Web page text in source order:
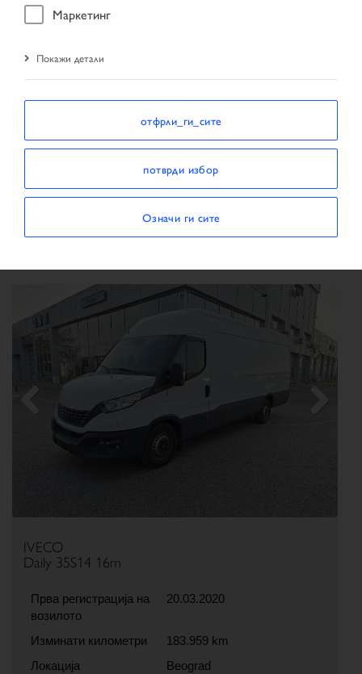
Прва страница
ПОДРЕДИ СПОРЕД
SHOWING 59 VEHICLES
Прикажи / скриј филтри
Previous
IVECO
Daily 35S14 16m
Прва регистрација на
возилото
20.03.2020
Изминати километри
183.959 km
Локација
Beograd
Маркетинг
Покажи детали
отфрли_ги_сите
потврди избор
Означи ги сите